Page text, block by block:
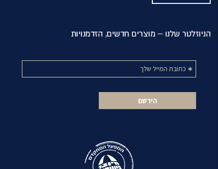
הניוזלטר שלנו – מוצרים חדשים, הזדמנויות